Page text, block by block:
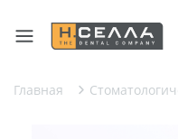
Главная